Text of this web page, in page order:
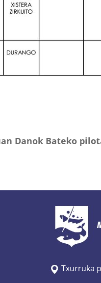
Danok Bateko
Txurruka